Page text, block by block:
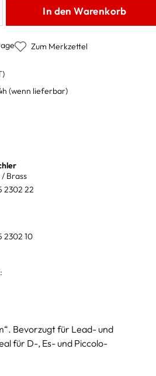
In den Warenkorb
Zum Merkzettel
(wenn lieferbar)
Brass
2302 22
2302 10
Bevorzugt für Lead- und
für D-, Es- und Piccolo-